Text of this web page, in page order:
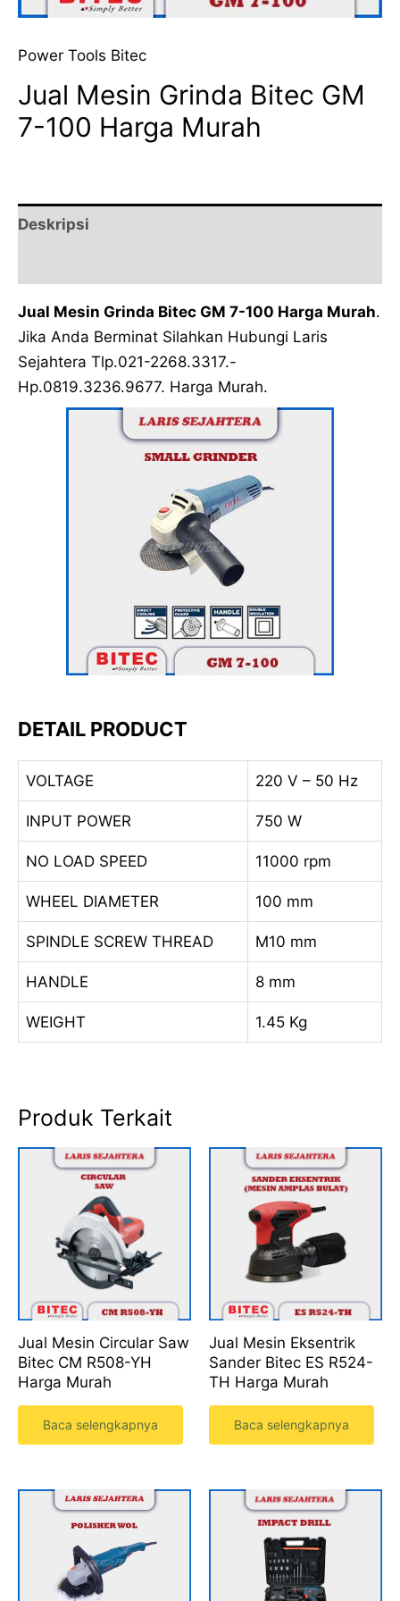
Power Tools Bitec
Jual Mesin Grinda Bitec GM
7-100 Harga Murah
Deskripsi
Jual Mesin Grinda Bitec GM 7-100 Harga Murah.
Jika Anda Berminat Silahkan Hubungi Laris
Sejahtera Tlp.021-2268.3317.-
Hp.0819.3236.9677. Harga Murah.
DETAIL PRODUCT
VOLTAGE 220 V – 50 Hz
INPUT POWER 750 W
NO LOAD SPEED 11000 rpm
WHEEL DIAMETER 100 mm
SPINDLE SCREW THREAD M10 mm
HANDLE 8 mm
WEIGHT 1.45 Kg
Produk Terkait
Jual Mesin Circular Saw
Bitec CM R508-YH
Harga Murah
Baca selengkapnya
Jual Mesin Eksentrik
Sander Bitec ES R524-
TH Harga Murah
Baca selengkapnya